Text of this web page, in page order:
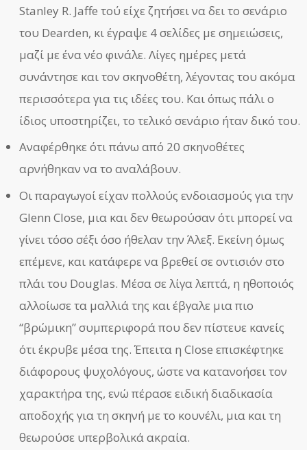
Stanley R. Jaffe τού είχε ζητήσει να δει το σενάριο
του Dearden, κι έγραψε 4 σελίδες με σημειώσεις,
μαζί με ένα νέο φινάλε. Λίγες ημέρες μετά
συνάντησε και τον σκηνοθέτη, λέγοντας του ακόμα
περισσότερα για τις ιδέες του. Και όπως πάλι ο
ίδιος υποστηρίζει, το τελικό σενάριο ήταν δικό του.
Αναφέρθηκε ότι πάνω από 20 σκηνοθέτες
αρνήθηκαν να το αναλάβουν.
Οι παραγωγοί είχαν πολλούς ενδοιασμούς για την
Glenn Close, μια και δεν θεωρούσαν ότι μπορεί να
γίνει τόσο σέξι όσο ήθελαν την Άλεξ. Εκείνη όμως
επέμενε, και κατάφερε να βρεθεί σε οντισιόν στο
πλάι του Douglas. Μέσα σε λίγα λεπτά, η ηθοποιός
αλλοίωσε τα μαλλιά της και έβγαλε μια πιο
“βρώμικη” συμπεριφορά που δεν πίστευε κανείς
ότι έκρυβε μέσα της. Έπειτα η Close επισκέφτηκε
διάφορους ψυχολόγους, ώστε να κατανοήσει τον
χαρακτήρα της, ενώ πέρασε ειδική διαδικασία
αποδοχής για τη σκηνή με το κουνέλι, μια και τη
θεωρούσε υπερβολικά ακραία.